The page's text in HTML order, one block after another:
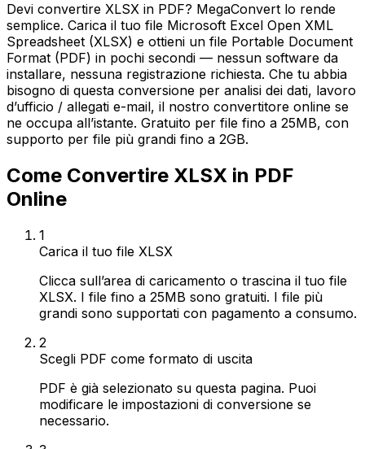
Devi convertire XLSX in PDF? MegaConvert lo rende
semplice. Carica il tuo file Microsoft Excel Open XML
Spreadsheet (XLSX) e ottieni un file Portable Document
Format (PDF) in pochi secondi — nessun software da
installare, nessuna registrazione richiesta. Che tu abbia
bisogno di questa conversione per analisi dei dati, lavoro
d’ufficio / allegati e-mail, il nostro convertitore online se
ne occupa all’istante. Gratuito per file fino a 25MB, con
supporto per file più grandi fino a 2GB.
Come Convertire XLSX in PDF
Online
1
Carica il tuo file XLSX
Clicca sull’area di caricamento o trascina il tuo file
XLSX. I file fino a 25MB sono gratuiti. I file più
grandi sono supportati con pagamento a consumo.
2
Scegli PDF come formato di uscita
PDF è già selezionato su questa pagina. Puoi
modificare le impostazioni di conversione se
necessario.